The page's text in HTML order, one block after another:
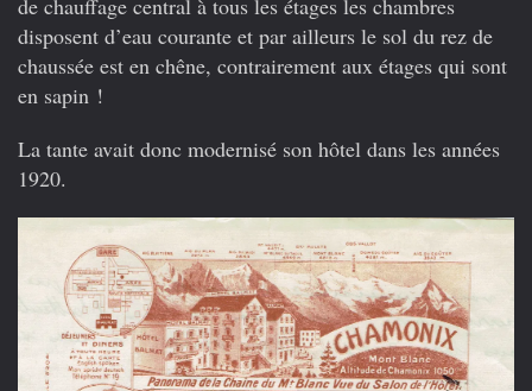
de chauffage central à tous les étages les chambres
disposent d’eau courante et par ailleurs le sol du rez de
chaussée est en chêne, contrairement aux étages qui sont
en sapin !
La tante avait donc modernisé son hôtel dans les années
1920.